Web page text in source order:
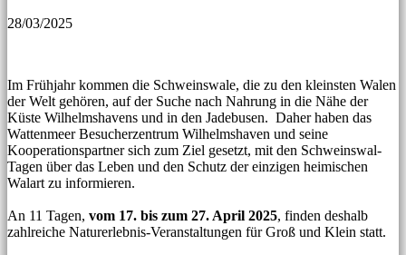
28/03/2025
Im Frühjahr kommen die Schweinswale, die zu den kleinsten Walen
der Welt gehören, auf der Suche nach Nahrung in die Nähe der
Küste Wilhelmshavens und in den Jadebusen. Daher haben das
Wattenmeer Besucherzentrum Wilhelmshaven und seine
Kooperationspartner sich zum Ziel gesetzt, mit den Schweinswal-
Tagen über das Leben und den Schutz der einzigen heimischen
Walart zu informieren.
An 11 Tagen, vom 17. bis zum 27. April 2025, finden deshalb
zahlreiche Naturerlebnis-Veranstaltungen für Groß und Klein statt.